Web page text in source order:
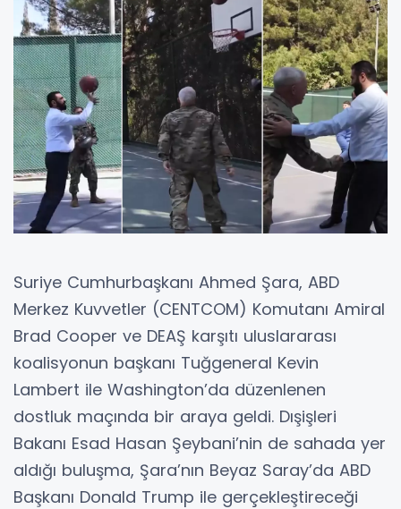
Suriye Cumhurbaşkanı Ahmed Şara, ABD
Merkez Kuvvetler (CENTCOM) Komutanı Amiral
Brad Cooper ve DEAŞ karşıtı uluslararası
koalisyonun başkanı Tuğgeneral Kevin
Lambert ile Washington’da düzenlenen
dostluk maçında bir araya geldi. Dışişleri
Bakanı Esad Hasan Şeybani’nin de sahada yer
aldığı buluşma, Şara’nın Beyaz Saray’da ABD
Başkanı Donald Trump ile gerçekleştireceği